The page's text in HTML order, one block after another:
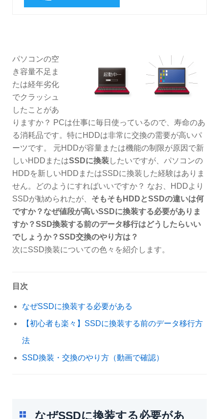
パソコンの空
き容量不足ま
たは経年劣化
でクラッシュ
したことがあ
りますか？ PCは仕事に毎日使っているので、寿命のあ
る消耗品です。特にHDDは非常に交換の需要が高いパ
ーツです。 元HDDが容量または機能の制限が原因で新
しいHDDまたはSSDに換装したいですが、パソコンの
HDDを新しいHDDまたはSSDに換装した経験はありま
せん。どのようにすればいいですか？ なお、HDDより
SSDが勧められたが、 そもそもHDDとSSDの違いは何
ですか？なぜ値段が高いSSDに換装する必要がありま
すか？SSD換装する前のデータ移行はどうしたらいい
でしょうか？SSD交換のやり方は？
次にSSD換装についての色々を紹介します。
目次
なぜSSDに換装する必要がある
【初心者も楽々】SSDに換装する前のデータ移行方
法
SSD換装・交換のやり方（動画で確認）
なぜSSDに換装する必要があ